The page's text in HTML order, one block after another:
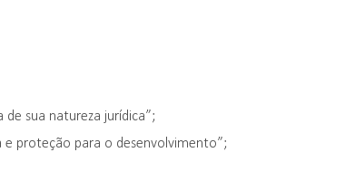
sua natureza jurídica”;
proteção para o desenvolvimento”;